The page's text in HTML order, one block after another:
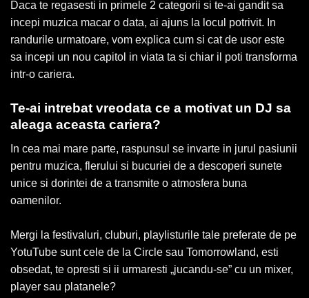
Daca te regasesti in primele 2 categorii si te-ai gandit sa
incepi muzica macar o data, ai ajuns la locul potrivit. In
randurile urmatoare, vom explica cum si cat de usor este
sa incepi un nou capitol in viata ta si chiar il poti transforma
intr-o cariera.
Te-ai intrebat vreodata ce a motivat un DJ sa
aleaga aceasta cariera?
In cea mai mare parte, raspunsul se invarte in jurul pasiunii
pentru muzica, flerului si bucuriei de a descoperi sunete
unice si dorintei de a transmite o atmosfera buna
oamenilor.
Mergi la festivaluri, cluburi, playlisturile tale preferate de pe
YotuTube sunt cele de la Circle sau Tomorrowland, esti
obsedat, te opresti si ii urmaresti „jucandu-se” cu un mixer,
player sau platanele?